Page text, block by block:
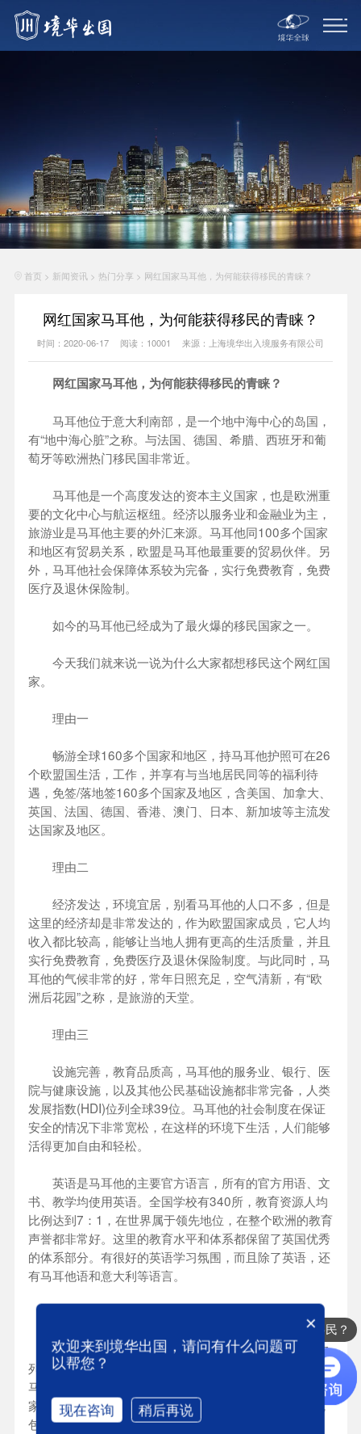
首页 > 新闻资讯 >热门分享 > 网红国家马耳他，为何能获得移民的青睐？
网红国家马耳他，为何能获得移民的青睐？
时间：2020-06-17 阅读：10001 来源：上海境华出入境服务有限公司
网红国家马耳他，为何能获得移民的青睐？
马耳他位于意大利南部，是一个地中海中心的岛国，
有“地中海心脏”之称。与法国、德国、希腊、西班牙和葡
萄牙等欧洲热门移民国非常近。
马耳他是一个高度发达的资本主义国家，也是欧洲重
要的文化中心与航运枢纽。经济以服务业和金融业为主，
旅游业是马耳他主要的外汇来源。马耳他同100多个国家
和地区有贸易关系，欧盟是马耳他最重要的贸易伙伴。另
外，马耳他社会保障体系较为完备，实行免费教育，免费
医疗及退休保险制。
如今的马耳他已经成为了最火爆的移民国家之一。
今天我们就来说一说为什么大家都想移民这个网红国
家。
理由一
畅游全球160多个国家和地区，持马耳他护照可在26
个欧盟国生活，工作，并享有与当地居民同等的福利待
遇，免签/落地签160多个国家及地区，含美国、加拿大、
英国、法国、德国、香港、澳门、日本、新加坡等主流发
达国家及地区。
理由二
经济发达，环境宜居，别看马耳他的人口不多，但是
这里的经济却是非常发达的，作为欧盟国家成员，它人均
收入都比较高，能够让当地人拥有更高的生活质量，并且
实行免费教育，免费医疗及退休保险制度。与此同时，马
耳他的气候非常的好，常年日照充足，空气清新，有“欧
洲后花园”之称，是旅游的天堂。
理由三
设施完善，教育品质高，马耳他的服务业、银行、医
院与健康设施，以及其他公民基础设施都非常完备，人类
发展指数(HDI)位列全球39位。马耳他的社会制度在保证
安全的情况下非常宽松，在这样的环境下生活，人们能够
活得更加自由和轻松。
英语是马耳他的主要官方语言，所有的官方用语、文
书、教学均使用英语。全国学校有340所，教育资源人均
比例达到7：1，在世界属于领先地位，在整个欧洲的教育
声誉都非常好。这里的教育水平和体系都保留了英国优秀
的体系部分。有很好的英语学习氛围，而且除了英语，还
有马耳他语和意大利等语言。
理由四
医疗服务世界领先，马耳他医疗健康体系在世界上名
列前茅，世界卫生组织（WHO）进行的一项调查表明，
马耳他以其高标准的医疗服务在全球排名第五。任何为国
家保险付款的人都有资格获得该国免费的公共医疗服务，
包括外籍人士。
办理哪些国家的移民？
×
欢迎来到境华出国，请问有什么问题可
以帮您？
现在咨询 稍后再说